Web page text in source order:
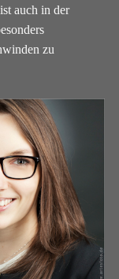
auch in der
zu